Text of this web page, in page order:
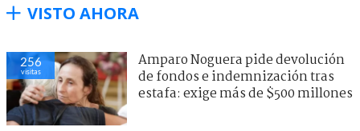
VISTO AHORA
256
visitas
Amparo Noguera pide devolución
de fondos e indemnización tras
estafa: exige más de $500 millones